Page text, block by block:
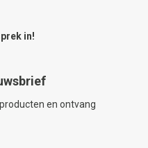
in!
en ontvang